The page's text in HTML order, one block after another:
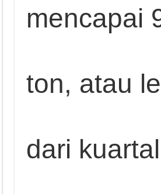
mencapai
ton, atau
dari